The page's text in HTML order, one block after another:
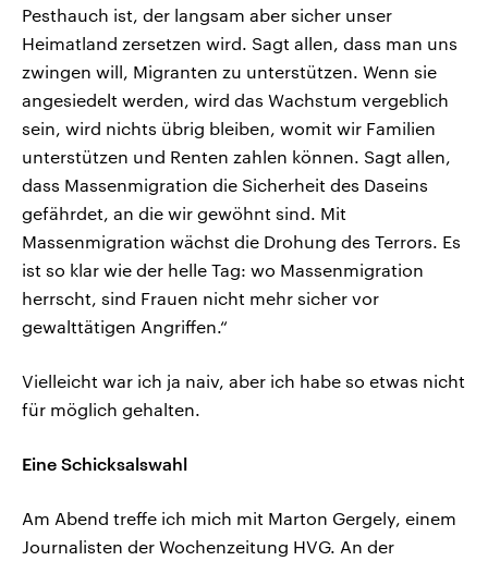
Pesthauch ist, der langsam aber sicher unser
Heimatland zersetzen wird. Sagt allen, dass man uns
zwingen will, Migranten zu unterstützen. Wenn sie
angesiedelt werden, wird das Wachstum vergeblich
sein, wird nichts übrig bleiben, womit wir Familien
unterstützen und Renten zahlen können. Sagt allen,
dass Massenmigration die Sicherheit des Daseins
gefährdet, an die wir gewöhnt sind. Mit
Massenmigration wächst die Drohung des Terrors. Es
ist so klar wie der helle Tag: wo Massenmigration
herrscht, sind Frauen nicht mehr sicher vor
gewalttätigen Angriffen.“
Vielleicht war ich ja naiv, aber ich habe so etwas nicht
für möglich gehalten.
Eine Schicksalswahl
Am Abend treffe ich mich mit Marton Gergely, einem
Journalisten der Wochenzeitung HVG. An der